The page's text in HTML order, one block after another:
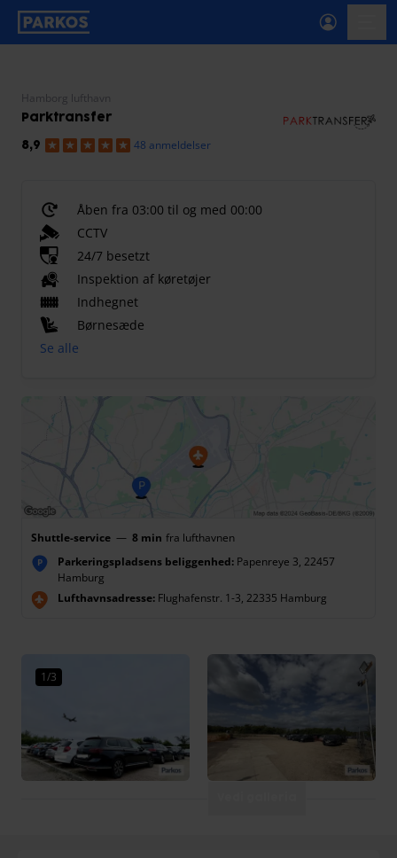
etiket-for-primær-navigation
Hamborg lufthavn
Parktransfer
8,9 48 anmeldelser
Åben fra 03:00 til og med 00:00
CCTV
24/7 besetzt
Inspektion af køretøjer
Indhegnet
Børnesæde
Se alle
Shuttle-service — 8 min fra lufthavnen
P Parkeringspladsens beliggenhed: Papenreye 3, 22457
Hamburg
Lufthavnsadresse: Flughafenstr. 1-3, 22335 Hamburg
1/3